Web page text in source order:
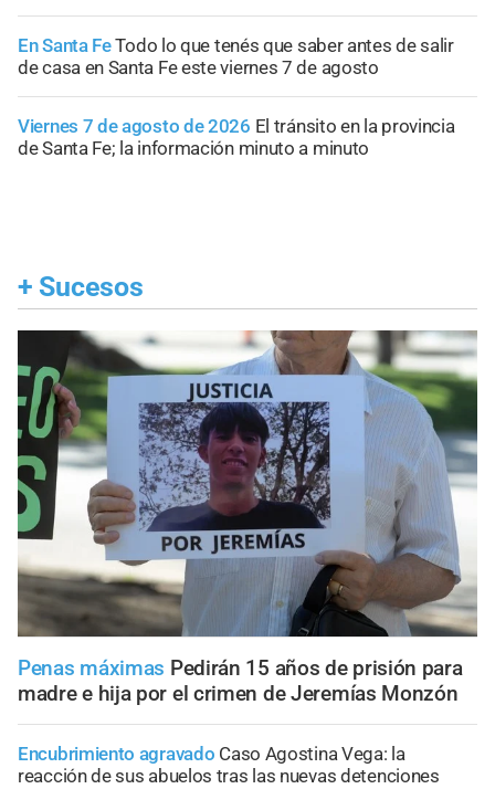
En Santa FeTodo lo que tenés que saber antes de salir
de casa en Santa Fe este viernes 7 de agosto
Viernes 7 de agosto de 2026 El tránsito en la provincia
de Santa Fe; la información minuto a minuto
+ Sucesos
Penas máximas Pedirán 15 años de prisión para
madre e hija por el crimen de Jeremías Monzón
Encubrimiento agravado Caso Agostina Vega: la
reacción de sus abuelos tras las nuevas detenciones